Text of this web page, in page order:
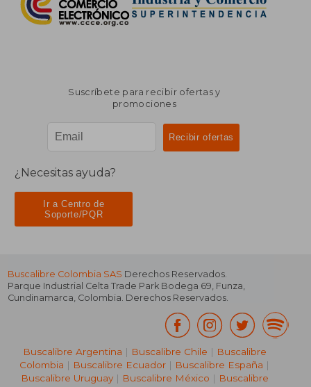
Suscríbete para recibir ofertas y
promociones
¿Necesitas ayuda?
Ir a Centro de
Soporte/PQR
Buscalibre Colombia SAS Derechos Reservados.
Parque Industrial Celta Trade Park Bodega 69, Funza,
Cundinamarca, Colombia. Derechos Reservados.
Buscalibre Argentina | Buscalibre Chile | Buscalibre
Colombia | Buscalibre Ecuador | Buscalibre España |
Buscalibre Uruguay| Buscalibre México | Buscalibre